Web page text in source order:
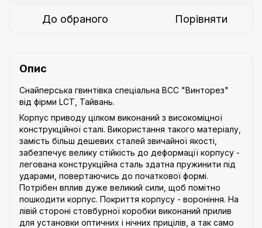
До обраного Порівняти
Опис
Снайперська гвинтівка спеціальна ВСС "Винторез"
від фірми LCT, Тайвань.
Корпус приводу цілком виконаний з високоміцної
конструкційної сталі. Використання такого матеріалу,
замість більш дешевих сталей звичайної якості,
забезпечує велику стійкість до деформації корпусу -
легована конструкційна сталь здатна пружинити під
ударами, повертаючись до початкової формі.
Потрібен вплив дуже великий сили, щоб помітно
пошкодити корпус. Покриття корпусу - вороніння. На
лівій стороні стовбурної коробки виконаний прилив
для установки оптичних і нічних прицілів, а так само